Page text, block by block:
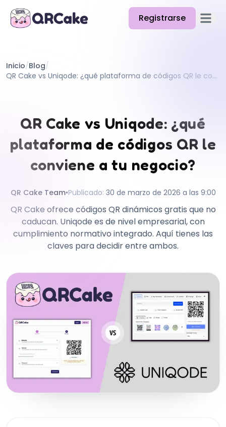
Registrarse Abrir
Precios
Docs
Ayuda
API
Inicio/Blog/
QR Cake vs Uniqode: ¿qué plataforma de códigos QR le conviene a tu negocio?
QR Cake vs Uniqode: ¿qué
plataforma de códigos QR le
conviene a tu negocio?
QR Cake Team•Publicado: 30 de marzo de 2026 a las 9:00
QR Cake ofrece códigos QR dinámicos gratis que no
caducan. Uniqode es de nivel empresarial, con
cumplimiento normativo integrado. Aquí tienes las
claves para decidir entre ambos.